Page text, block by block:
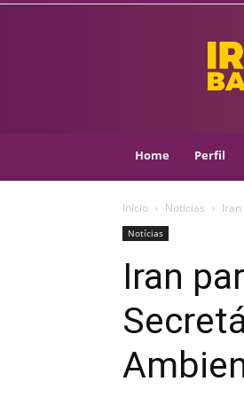
Home Perfil
Início Notícias
Notícias
Iran